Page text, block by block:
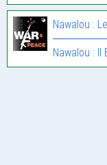
Nawalou :
Nawalou : Il